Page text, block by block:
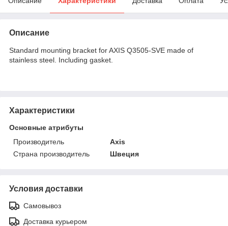
Описание
Standard mounting bracket for AXIS Q3505-SVE made of
stainless steel. Including gasket.
Характеристики
Основные атрибуты
Производитель
Axis
Страна производитель
Швеция
Условия доставки
Самовывоз
Доставка курьером